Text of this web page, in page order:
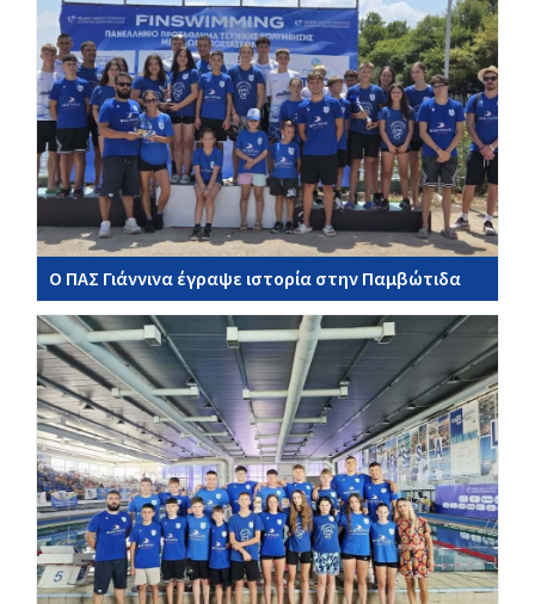
Ο ΠΑΣ Γιάννινα έγραψε ιστορία στην Παμβώτιδα